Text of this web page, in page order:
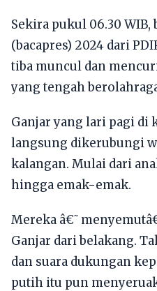
Sekira pukul 06.30
(bacapres) 2024 dari
tiba muncul dan
yang tengah
Ganjar yang lari pagi di
langsung dikerubungi
kalangan. Mulai dari
hingga emak-emak.
Mereka
Ganjar dari belakang.
dan suara dukungan
putih itu pun